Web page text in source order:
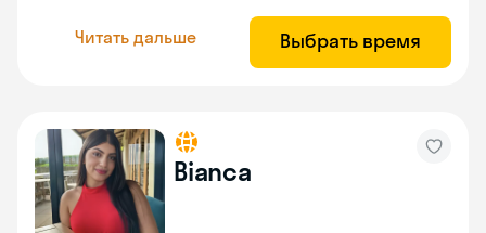
Читать дальше Выбрать время
Bianca